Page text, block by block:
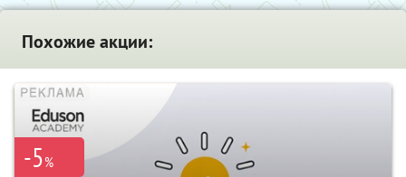
Похожие акции:
-5%